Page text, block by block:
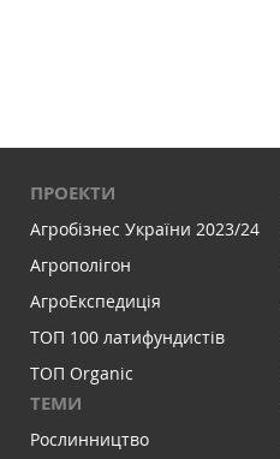
ПРОЕКТИ
Агробізнес України 2023/24
Агрополігон
АгроЕкспедиція
ТОП 100 латифундистів
ТОП Organic
ТЕМИ
Рослинництво